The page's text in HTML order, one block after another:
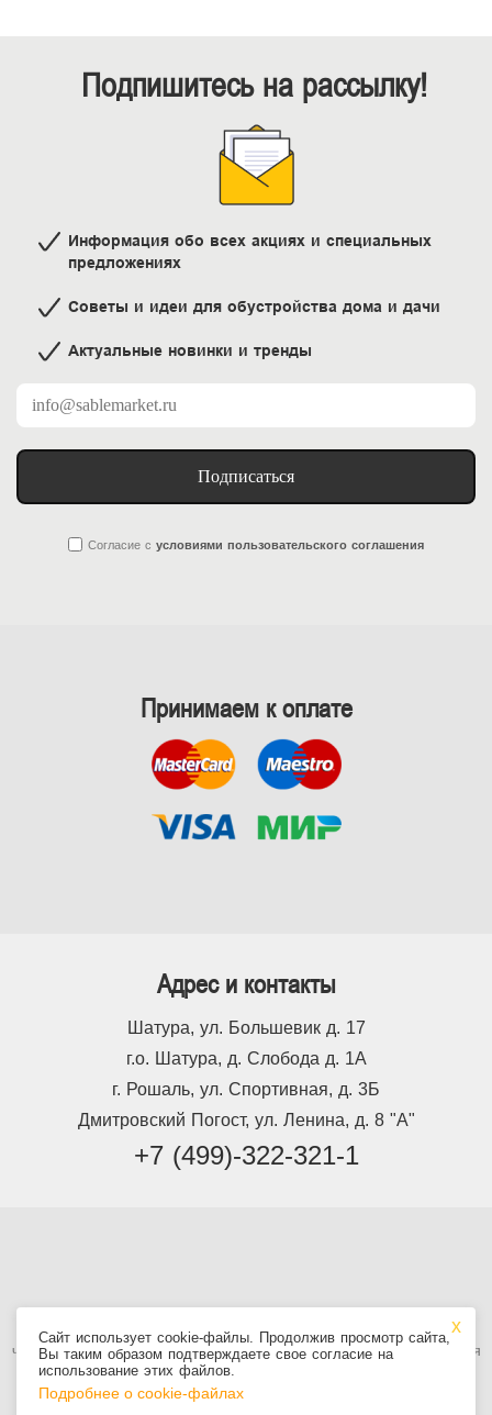
Подпишитесь на рассылку!
Информация обо всех акциях и специальных
предложениях
Советы и идеи для обустройства дома и дачи
Актуальные новинки и тренды
Подписаться
Согласие с условиями пользовательского соглашения
Принимаем к оплате
Адрес и контакты
Шатура, ул. Большевик д. 17
г.о. Шатура, д. Слобода д. 1А
г. Рошаль, ул. Спортивная, д. 3Б
Дмитровский Погост, ул. Ленина, д. 8 "А"
+7 (499)-322-321-1
Используя сайт, вы принимаетеПользовательское соглашение, в том
числе условия использования cookie. Информация на сайте не является
публичной офертой.
Сайт использует cookie-файлы. Продолжив просмотр сайта,
Вы таким образом подтверждаете свое согласие на
использование этих файлов.
Подробнее о cookie-файлах